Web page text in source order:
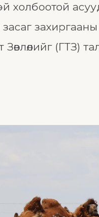
холбоотой
захиргааны
(ГТЗ)